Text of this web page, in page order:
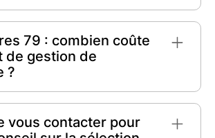
faire appel à un cabinet de
Que vous soyez un
chef d'entreprise, ou même un
experts offrent des conseils
79 : combien coûte
de gestion de
?
patrimoine peut varier en
proposés. En général, les
vous contacter pour